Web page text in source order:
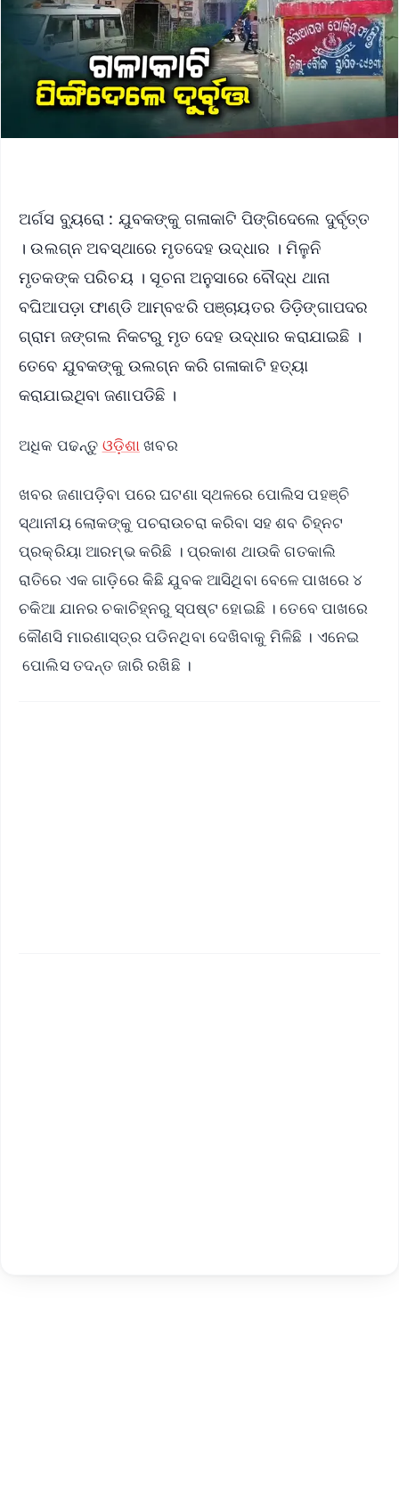
ଅର୍ଗସ ବ୍ୟୁରୋ : ଯୁବକଙ୍କୁ ଗଳାକାଟି ପିଙ୍ଗିଦେଲେ ଦୁର୍ବୃତ୍ତ
। ଉଲଗ୍ନ ଅବସ୍ଥାରେ ମୃତଦେହ ଉଦ୍ଧାର । ମିଳୁନି
ମୃତକଙ୍କ ପରିଚୟ । ସୂଚନା ଅନୁସାରେ ବୌଦ୍ଧ ଥାନା
ବଘିଆପଡ଼ା ଫାଣ୍ଡି ଆମ୍ବଝରି ପଞ୍ଚାୟତର ଡିଡ଼ିଙ୍ଗାପଦର
ଗ୍ରାମ ଜଙ୍ଗଲ ନିକଟରୁ ମୃତ ଦେହ ଉଦ୍ଧାର କରାଯାଇଛି ।
ତେବେ ଯୁବକଙ୍କୁ ଉଲଗ୍ନ କରି ଗଳାକାଟି ହତ୍ୟା
କରାଯାଇଥିବା ଜଣାପଡିଛି ।
ଅଧିକ ପଢନ୍ତୁ ଓଡ଼ିଶା ଖବର
ଖବର ଜଣାପଡ଼ିବା ପରେ ଘଟଣା ସ୍ଥଳରେ ପୋଲିସ ପହଞ୍ଚି
ସ୍ଥାନୀୟ ଲୋକଙ୍କୁ ପଚରାଉଚରା କରିବା ସହ ଶବ ଚିହ୍ନଟ
ପ୍ରକ୍ରିୟା ଆରମ୍ଭ କରିଛି । ପ୍ରକାଶ ଥାଉକି ଗତକାଲି
ରାତିରେ ଏକ ଗାଡ଼ିରେ କିଛି ଯୁବକ ଆସିଥିବା ବେଳେ ପାଖରେ ୪
ଚକିଆ ଯାନର ଚକାଚିହ୍ନରୁ ସ୍ପଷ୍ଟ ହୋଇଛି । ତେବେ ପାଖରେ
କୌଣସି ମାରଣାସ୍ତ୍ର ପଡିନଥିବା ଦେଖିବାକୁ ମିଳିଛି । ଏନେଇ
ପୋଲିସ ତଦନ୍ତ ଜାରି ରଖିଛି ।